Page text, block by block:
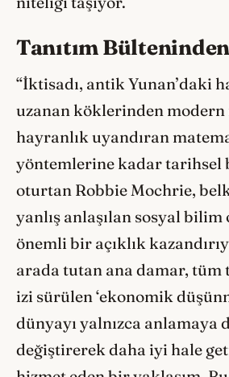
Tanıtım Bülteninden
“İktisadı, antik Yunan’daki
uzanan köklerinden modern
hayranlık uyandıran
yöntemlerine kadar tarihsel
oturtan Robbie Mochrie,
yanlış anlaşılan sosyal
önemli bir açıklık
arada tutan ana damar, tüm
izi sürülen ‘ekonomik
dünyayı yalnızca anlamaya
değiştirerek daha iyi hale